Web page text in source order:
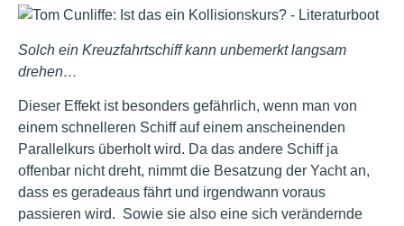
Solch ein Kreuzfahrtschiff kann unbemerkt langsam
drehen…
Dieser Effekt ist besonders gefährlich, wenn man von
einem schnelleren Schiff auf einem anscheinenden
Parallelkurs überholt wird. Da das andere Schiff ja
offenbar nicht dreht, nimmt die Besatzung der Yacht an,
dass es geradeaus fährt und irgendwann voraus
passieren wird. Sowie sie also eine sich verändernde